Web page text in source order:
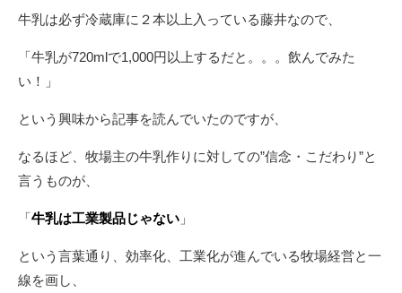
牛乳は必ず冷蔵庫に２本以上入っている藤井なので、
「牛乳が720mlで1,000円以上するだと。。。飲んでみた
い！」
という興味から記事を読んでいたのですが、
なるほど、牧場主の牛乳作りに対しての”信念・こだわり”と
言うものが、
「牛乳は工業製品じゃない 」
という言葉通り、効率化、工業化が進んでいる牧場経営と一
線を画し、